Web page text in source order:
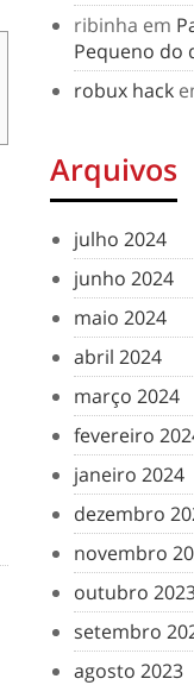
ribinha em
Pequeno do
robux hack
Arquivos
julho 2024
junho 2024
maio 2024
abril 2024
março 2024
fevereiro
janeiro 2024
dezembro
novembro
outubro
setembro
agosto 2023